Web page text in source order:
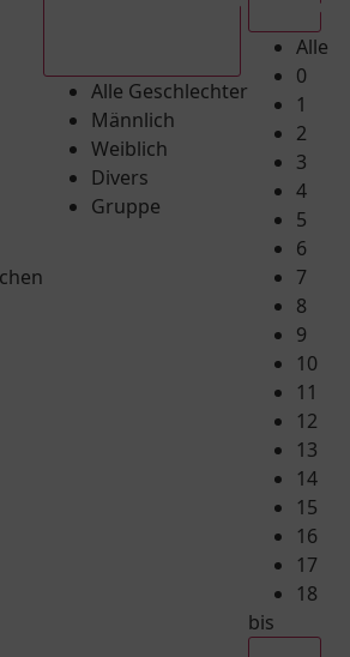
Alle Geschlechter
Männlich
Weiblich
Divers
Gruppe
Alle
0
1
2
3
4
5
6
7
8
9
10
11
12
13
14
15
16
17
18
bis